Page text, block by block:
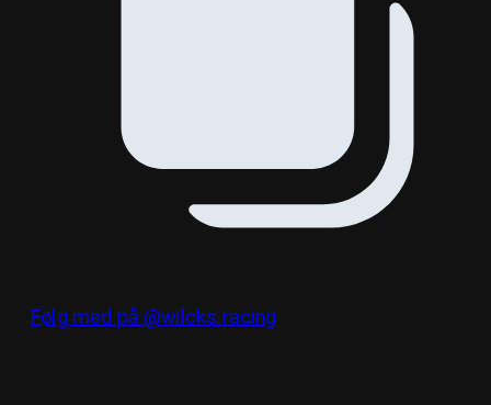
Følg med på @wilcks.racing